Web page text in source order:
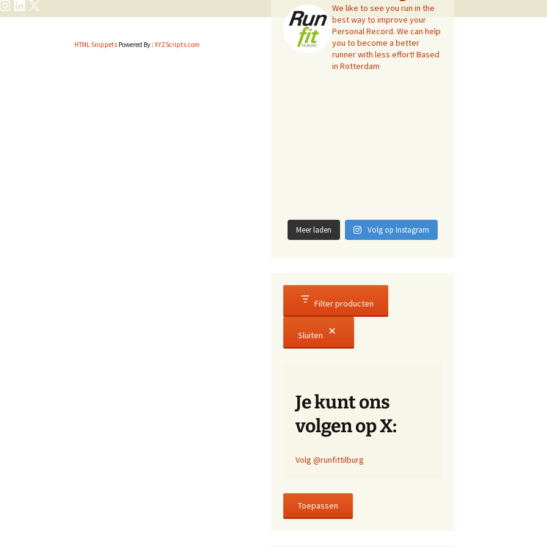
We like to see you run in the
best way to improve your
Personal Record. We can help
you to become a better
runner with less effort! Based
in Rotterdam
Meer laden Volg op Instagram
Filter producten
Sluiten
Je kunt ons
volgen op X:
Volg @runfittilburg
Toepassen
LinkedIn
X
HTML SnippetsPowered By : XYZScripts.com